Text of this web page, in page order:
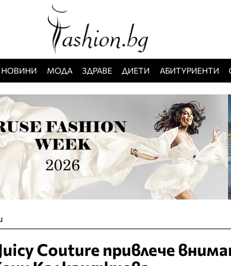
НОВИНИ МОДА ЗДРАВЕ ДИЕТИ АБИТУРИЕНТИ
Couture привлече